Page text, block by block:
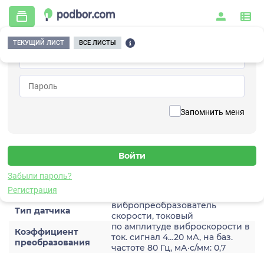
Запомнить меня
Забыли пароль?
Регистрация
ТЕКУЩИЙ ЛИСТ ВСЕ ЛИСТЫ
Главная / Контрольно-измерительные приборы и автоматика / Датчики /
Виброскорости / 2A201TH-160(T)
Датчик виброскороости
Характеристики
Тип датчика
вибропреобразователь
скорости, токовый
Коэффициент
преобразования
по амплитуде виброскорости в
ток. сигнал 4…20 мА, на баз.
частоте 80 Гц, мА·с/мм: 0,7